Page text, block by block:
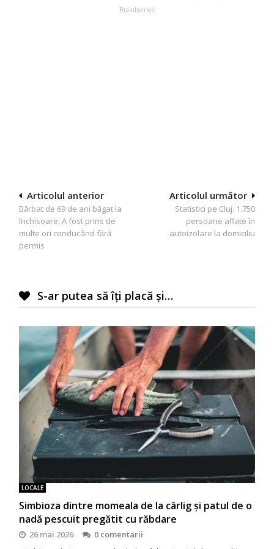
Navigare
în
articole
Articolul următor
Statistici pe Cluj. 1.750
persoane aflate în
autoizolare la domiciliu
Articolul anterior
Bărbat de 69 de ani băgat la
închisoare. A fost prins de
multe ori conducând fără
permis
S-ar putea să îți placă și…
LOCALE
Simbioza dintre momeala de la cârlig și patul de o
nadă pescuit pregătit cu răbdare
26 mai 2026 0 comentarii